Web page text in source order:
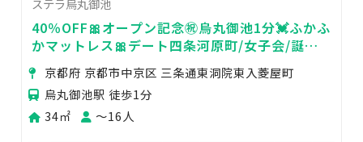
40％OFF🎀オープン記念㊗️烏丸御池1分💓ふかふ
かマットレス🎀デート四条河原町/女子会/誕生
日会🥂映画鑑賞📺人気ゲームSw
京都府 京都市中京区 三条通東洞院東入菱屋町
烏丸御池駅 徒歩1分
34㎡
〜16人